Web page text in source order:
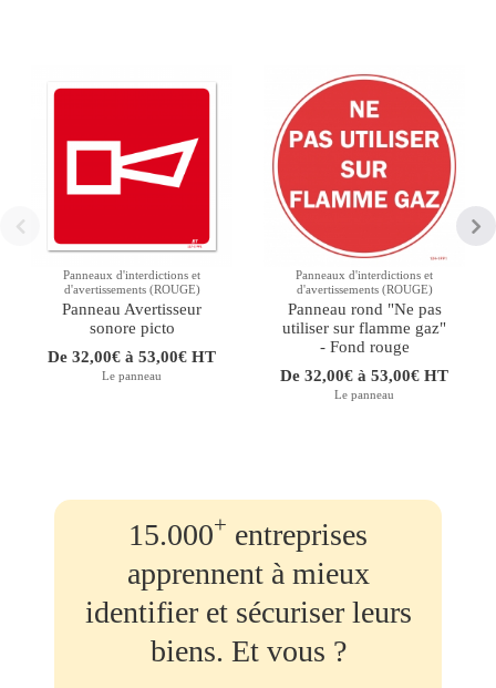
Panneaux d'interdictions et
d'avertissements (ROUGE)
Panneau Avertisseur
sonore picto
De 32,00€ à 53,00€ HT
Le panneau
Panneaux d'interdictions et
d'avertissements (ROUGE)
Panneau rond "Ne pas
utiliser sur flamme gaz"
- Fond rouge
De 32,00€ à 53,00€ HT
Le panneau
15.000+ entreprises
apprennent à mieux
identifier et sécuriser leurs
biens. Et vous ?